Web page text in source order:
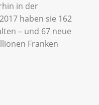
in der
haben sie 162
– und 67 neue
Franken